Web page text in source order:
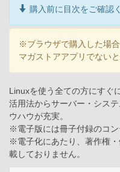
購入前に目次をご確認
※ブラウザで購入した場
マガストアアプリでない
Linuxを使う全ての方にすぐ
活用法からサーバー・シス
ウハウが充実。
※電子版には冊子付録のコン
※電子化にあたり、著作権
載しておりません。